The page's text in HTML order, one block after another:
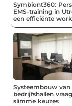
Symbiont360:
EMS-training in
een efficiënte
Systeembouw van
bedrijfshallen
slimme keuzes